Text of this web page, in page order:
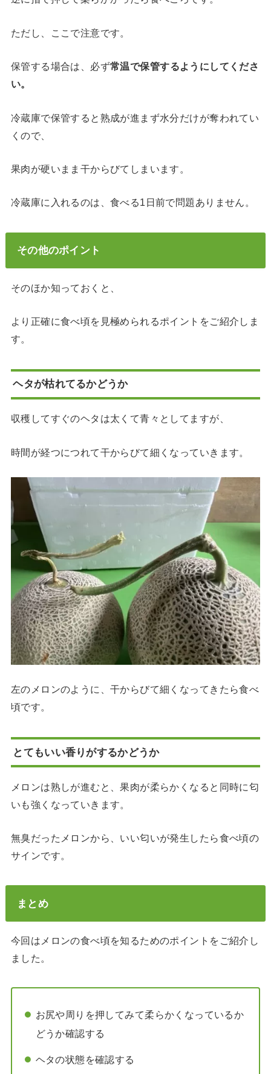
ただし、ここで注意です。
保管する場合は、必ず常温で保管するようにしてくださ
い。
冷蔵庫で保管すると熟成が進まず水分だけが奪われてい
くので、
果肉が硬いまま干からびてしまいます。
冷蔵庫に入れるのは、食べる1日前で問題ありません。
その他のポイント
そのほか知っておくと、
より正確に食べ頃を見極められるポイントをご紹介しま
す。
ヘタが枯れてるかどうか
収穫してすぐのヘタは太くて青々としてますが、
時間が経つにつれて干からびて細くなっていきます。
左のメロンのように、干からびて細くなってきたら食べ
頃です。
とてもいい香りがするかどうか
メロンは熟しが進むと、果肉が柔らかくなると同時に匂
いも強くなっていきます。
無臭だったメロンから、いい匂いが発生したら食べ頃の
サインです。
まとめ
今回はメロンの食べ頃を知るためのポイントをご紹介し
ました。
お尻や周りを押してみて柔らかくなっているか
どうか確認する
ヘタの状態を確認する